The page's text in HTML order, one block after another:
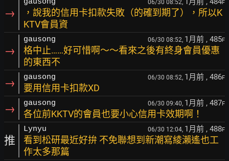
→
06/30 08:52, F
，說我的信用卡扣款失敗（的確到期了），所以K
KTV會員資
→
gausong 06/30 08:52, 1月前 , 485F
格中止……好可惜啊～～看來之後有終身會員優惠
的東西不
→ gausong 06/30 08:52, 1月前 , 486F
要用信用卡扣款XD
→ gausong 06/30 09:40, 1月前 , 487F
各位前KKTV的會員也要小心信用卡效期啊！
推
Lynyu 06/30 12:04, 1月前 , 488F
看到松研最近好拚 不免聯想到新潮寫綾瀨遙也工
作太多那篇